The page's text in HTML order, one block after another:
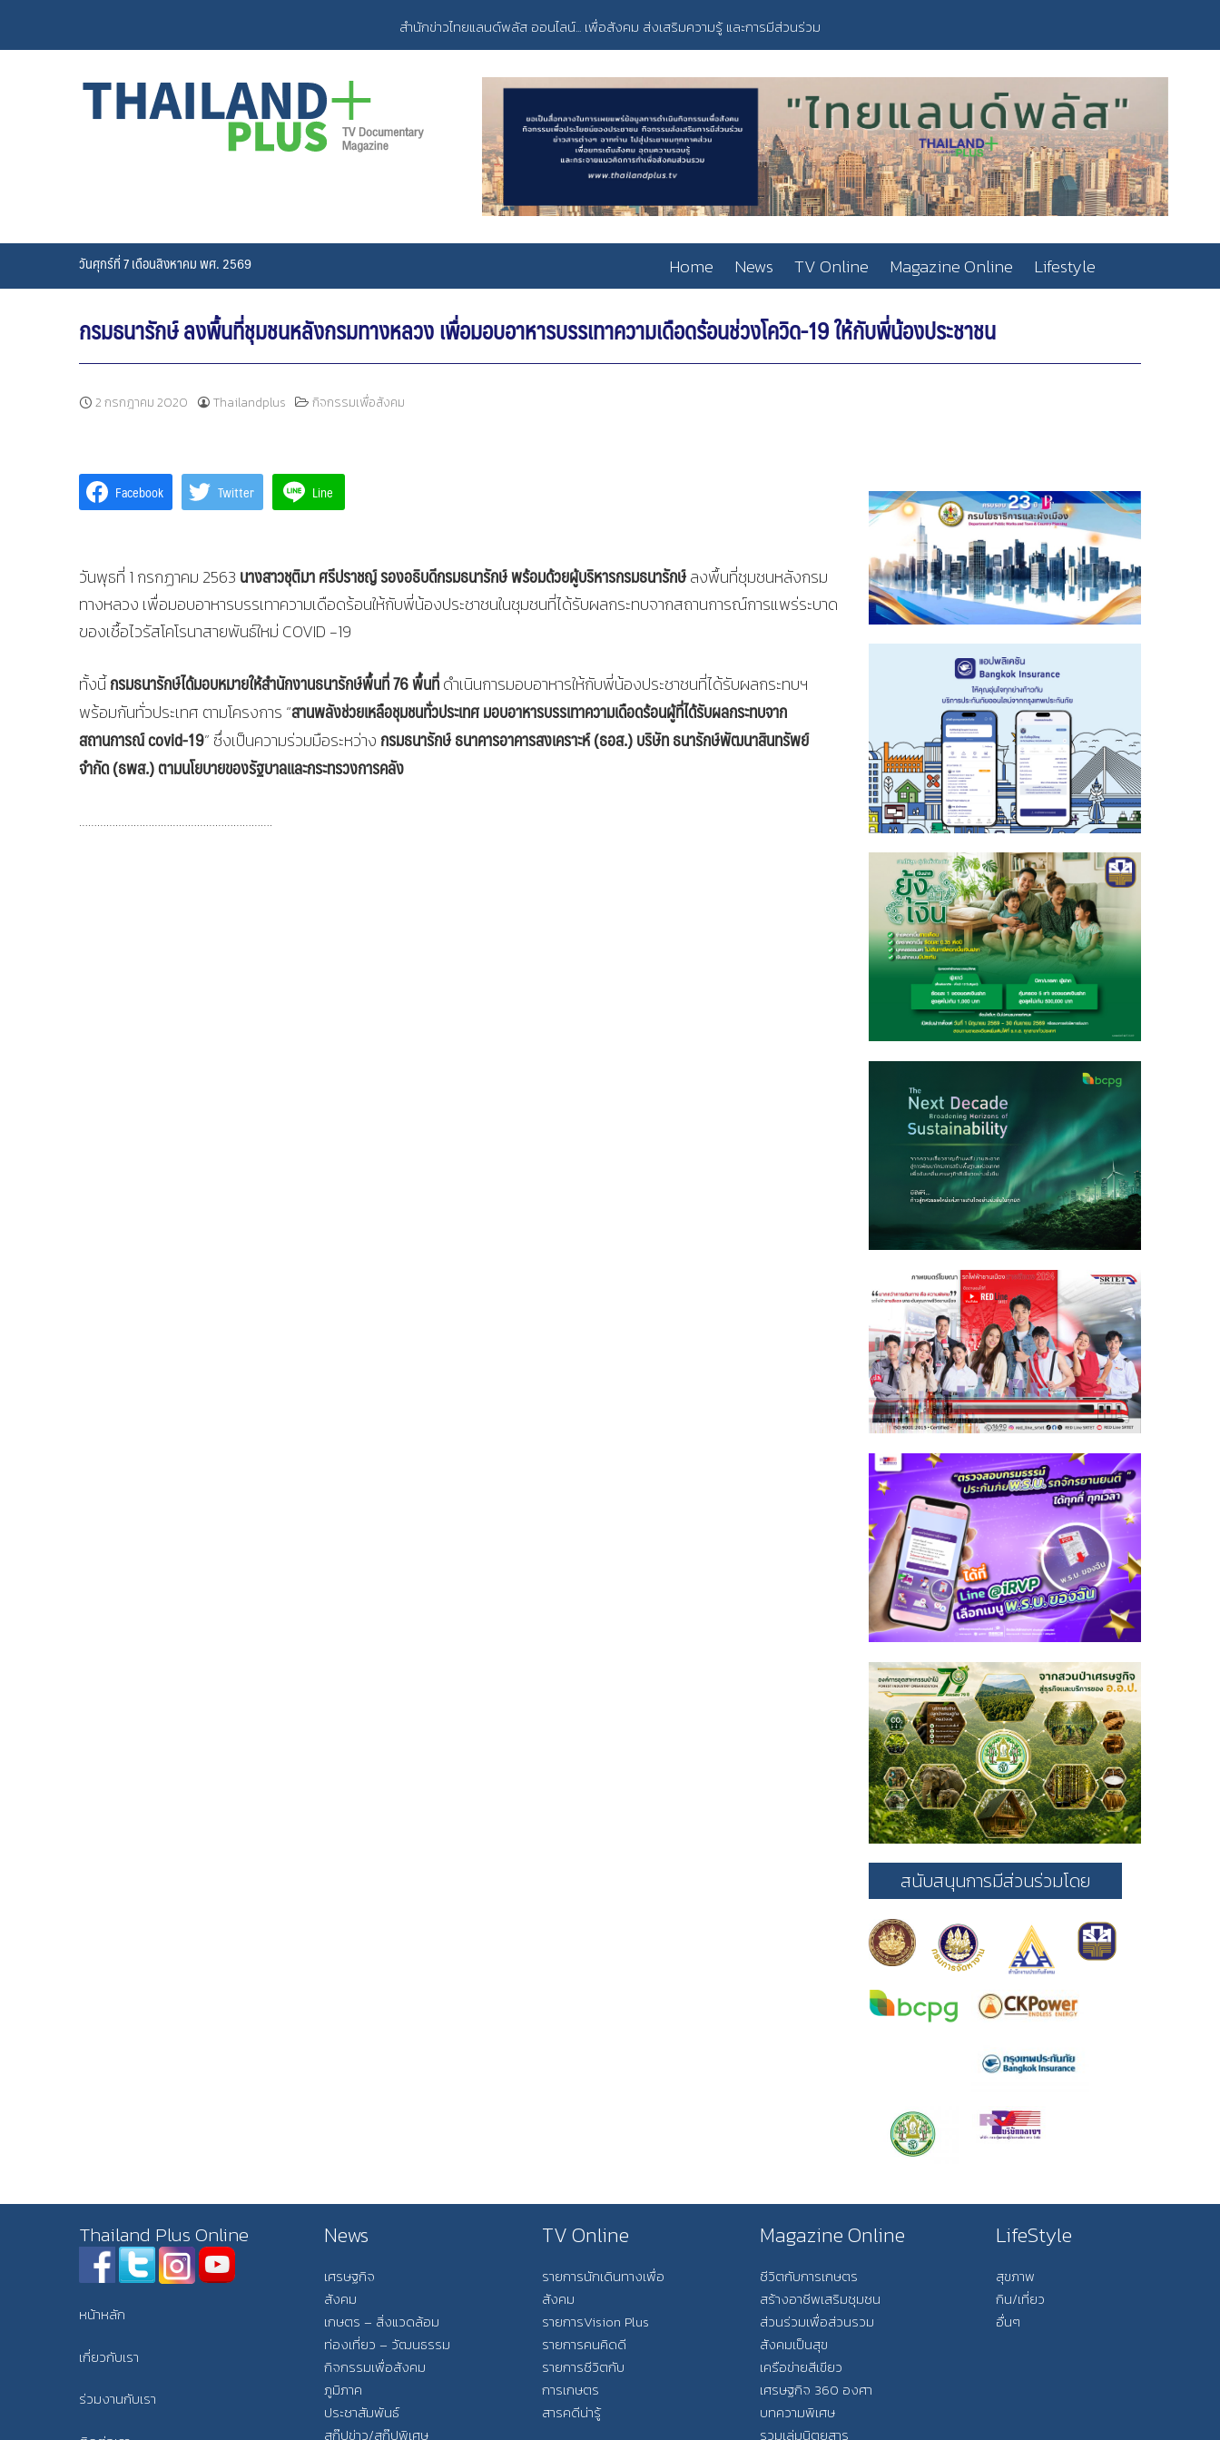
content
สำนักข่าวไทยแลนด์พลัส ออนไลน์... เพื่อสังคม ส่งเสริมความรู้ และการมีส่วนร่วม
วันศุกร์ที่ 7 เดือนสิงหาคม พศ. 2569 Home News TV Online Magazine Online Lifestyle
กรมธนารักษ์ ลงพื้นที่ชุมชนหลังกรมทางหลวง เพื่อมอบอาหารบรรเทาความเดือดร้อนช่วงโควิด-19 ให้กับพี่น้องประชาชน
2 กรกฎาคม 2020 Thailandplus กิจกรรมเพื่อสังคม
Facebook Twitter Line
วันพุธที่ 1 กรกฏาคม 2563 นางสาวชุติมา ศรีปราชญ์ รองอธิบดีกรมธนารักษ์พร้อมด้วยผู้บริหารกรมธนารักษ์ลงพื้นที่ชุมชนหลังกรม
ทางหลวง เพื่อมอบอาหารบรรเทาความเดือดร้อนให้กับพี่น้องประชาชนในชุมชนที่ได้รับผลกระทบจากสถานการณ์การแพร่ระบาด
ของเชื้อไวรัสโคโรนาสายพันธ์ใหม่ COVID -19
ทั้งนี้กรมธนารักษ์ได้มอบหมายให้สำนักงานธนารักษ์พื้นที่ 76 พื้นที่ดำเนินการมอบอาหารให้กับพี่น้องประชาชนที่ได้รับผลกระทบฯ
พร้อมกันทั่วประเทศ ตามโครงการ “สานพลังช่วยเหลือชุมชนทั่วประเทศ มอบอาหารบรรเทาความเดือดร้อนผู้ที่ได้รับผลกระทบจาก
สถานการณ์ covid-19” ซึ่งเป็นความร่วมมือระหว่าง กรมธนารักษ์ ธนาคารอาคารสงเคราะห์ (ธอส.) บริษัท ธนารักษ์พัฒนาสินทรัพย์
จำกัด (ธพส.) ตามนโยบายของรัฐบาลและกระทรวงการคลัง
……………………………………………………….
สนับสนุนการมีส่วนร่วมโดย
Thailand Plus Online
หน้าหลัก
เกี่ยวกับเรา
ร่วมงานกับเรา
News
เศรษฐกิจ
สังคม
เกษตร – สิ่งแวดล้อม
ท่องเที่ยว – วัฒนธรรม
กิจกรรมเพื่อสังคม
ภูมิภาค
ประชาสัมพันธ์
สกู๊ปข่าว/สกู๊ปพิเศษ
TV Online
รายการนักเดินทางเพื่อ
สังคม
รายการVision Plus
รายการคนคิดดี
รายการชีวิตกับ
การเกษตร
สารคดีน่ารู้
Magazine Online
ชีวิตกับการเกษตร
สร้างอาชีพเสริมชุมชน
ส่วนร่วมเพื่อส่วนรวม
สังคมเป็นสุข
เครือข่ายสีเขียว
เศรษฐกิจ 360 องศา
บทความพิเศษ
รวมเล่มนิตยสาร
LifeStyle
สุขภาพ
กิน/เที่ยว
อื่นๆ